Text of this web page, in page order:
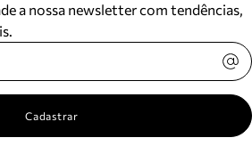
a nossa newsletter com tendências,
Cadastrar